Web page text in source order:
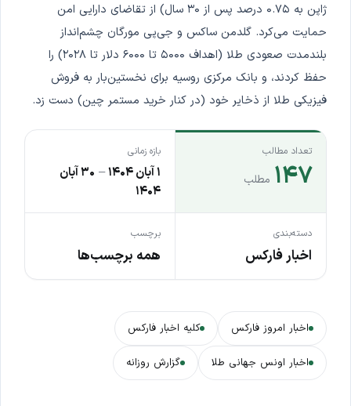
ژاپن به ۰.۷۵ درصد پس از ۳۰ سال) از تقاضای دارایی امن
حمایت می‌کرد. گلدمن ساکس و جی‌پی مورگان چشم‌انداز
بلندمدت صعودی طلا (اهداف ۵۰۰۰ تا ۶۰۰۰ دلار تا ۲۰۲۸) را
حفظ کردند، و بانک مرکزی روسیه برای نخستین‌بار به فروش
فیزیکی طلا از ذخایر خود (در کنار خرید مستمر چین) دست زد.
تعداد مطالب
۱۴۷ مطلب
بازه زمانی
۱ آبان ۱۴۰۴ –
۳۰ آبان
۱۴۰۴
دسته‌بندی
اخبار فارکس
برچسب
همه برچسب‌ها
اخبار امروز فارکس کلیه اخبار فارکس
اخبار اونس جهانی طلا گزارش روزانه